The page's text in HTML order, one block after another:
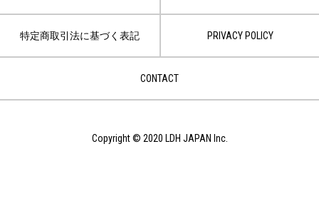
特定商取引法に基づく表記 PRIVACY POLICY
CONTACT
Copyright © 2020 LDH JAPAN Inc.